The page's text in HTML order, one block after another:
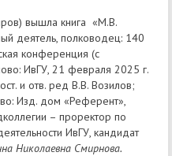
вышла книга «М.В.
деятель, полководец: 140
конференция (с
ИвГУ, 21 февраля 2025 г.
и отв. ред В.В. Возилов;
Изд. дом «Референт»,
– проректор по
ИвГУ, кандидат
Николаевна Смирнова.